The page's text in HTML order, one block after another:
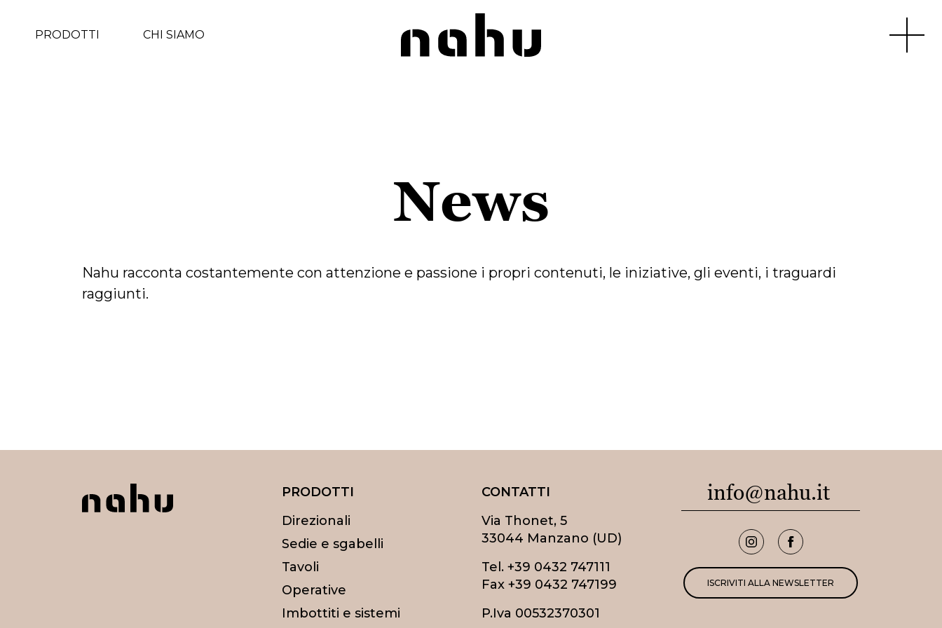
PRODOTTI CHI SIAMO
Apri
News
Nahu racconta costantemente con attenzione e passione i propri contenuti, le iniziative, gli eventi, i traguardi
raggiunti.
PRODOTTI
Direzionali
Sedie e sgabelli
Tavoli
Operative
Imbottiti e sistemi
CONTATTI
Via Thonet, 5
33044 Manzano (UD)
Tel. +39 0432 747111
Fax +39 0432 747199
P.Iva 00532370301
info@nahu.it
ISCRIVITI ALLA NEWSLETTER